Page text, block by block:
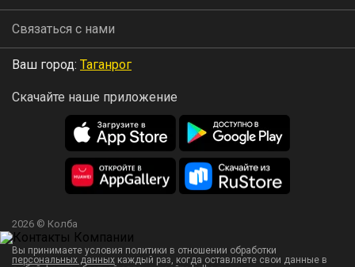
Связаться с нами
Ваш город: Таганрог
Скачайте наше приложение
2026 © Колба
Вы принимаете условия политики в отношении обработки
персональных данных каждый раз, когда оставляете свои данные в